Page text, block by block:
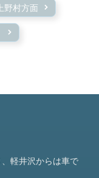
野村方面
軽井沢からは車で